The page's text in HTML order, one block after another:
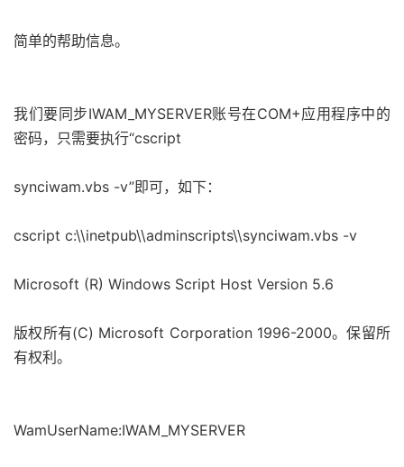
简单的帮助信息。
我们要同步IWAM_MYSERVER账号在COM+应用程序中的
密码，只需要执行“cscript
synciwam.vbs -v”即可，如下：
cscript c:\\inetpub\\adminscripts\\synciwam.vbs -v
Microsoft (R) Windows Script Host Version 5.6
版权所有(C) Microsoft Corporation 1996-2000。保留所
有权利。
WamUserName:IWAM_MYSERVER